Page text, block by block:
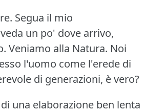
Segua il mio
un po' dove arrivo,
Veniamo alla Natura. Noi
l'uomo come l'erede di
di generazioni, è vero?
una elaborazione ben lenta